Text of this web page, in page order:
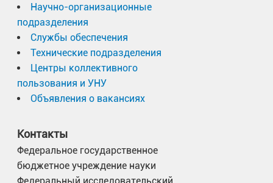
Научно-организационные
подразделения
Службы обеспечения
Технические подразделения
Центры коллективного
пользования и УНУ
Объявления о вакансиях
Контакты
Федеральное государственное
бюджетное учреждение науки